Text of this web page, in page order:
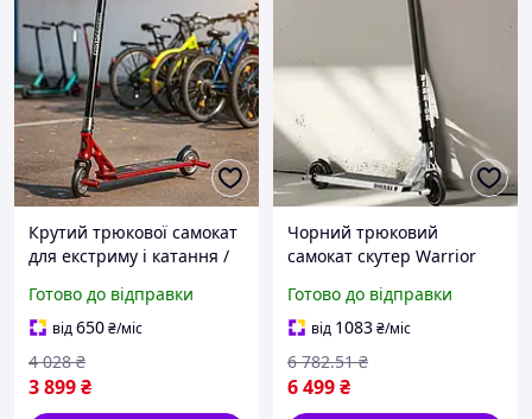
Крутий трюкової самокат
для екстриму і катання /
колеса PU 110мм
широкий кермо
Червоний
Готово до відправки
від650₴/міс
3 899₴
4 028 ₴
Чорний трюковий
самокат скутер Warrior
ролер двоколісник для
активного відпочинку
Колеса 120мм
Готово до відправки
від 1083₴/міс
6 499₴
6 782.51 ₴